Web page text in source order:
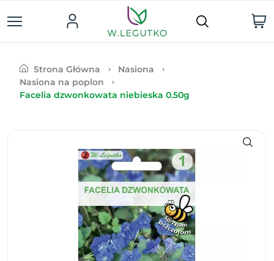
Strona Główna
Nasiona
Nasiona na poplon
Facelia dzwonkowata niebieska 0.50g